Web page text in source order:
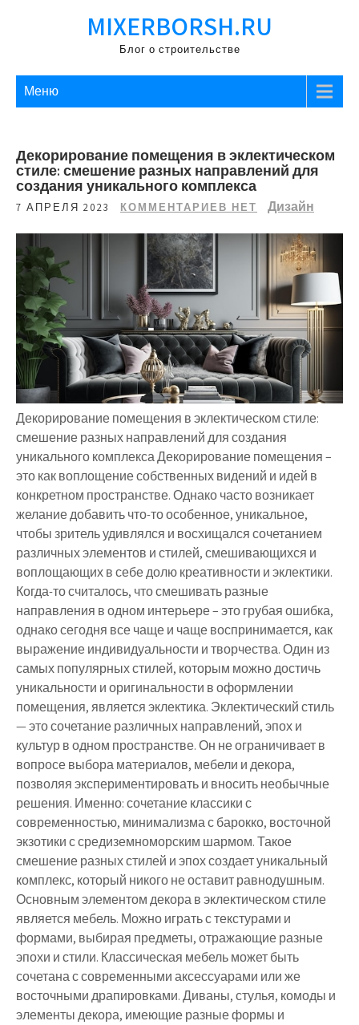
MIXERBORSH.RU
Блог о строительстве
Меню
Декорирование помещения в эклектическом
стиле: смешение разных направлений для
создания уникального комплекса
7 АПРЕЛЯ 2023 КОММЕНТАРИЕВ НЕТ Дизайн
Декорирование помещения в эклектическом стиле:
смешение разных направлений для создания
уникального комплекса Декорирование помещения –
это как воплощение собственных видений и идей в
конкретном пространстве. Однако часто возникает
желание добавить что-то особенное, уникальное,
чтобы зритель удивлялся и восхищался сочетанием
различных элементов и стилей, смешивающихся и
воплощающих в себе долю креативности и эклектики.
Когда-то считалось, что смешивать разные
направления в одном интерьере – это грубая ошибка,
однако сегодня все чаще и чаще воспринимается, как
выражение индивидуальности и творчества. Один из
самых популярных стилей, которым можно достичь
уникальности и оригинальности в оформлении
помещения, является эклектика. Эклектический стиль
— это сочетание различных направлений, эпох и
культур в одном пространстве. Он не ограничивает в
вопросе выбора материалов, мебели и декора,
позволяя экспериментировать и вносить необычные
решения. Именно: сочетание классики с
современностью, минимализма с барокко, восточной
экзотики с средиземноморским шармом. Такое
смешение разных стилей и эпох создает уникальный
комплекс, который никого не оставит равнодушным.
Основным элементом декора в эклектическом стиле
является мебель. Можно играть с текстурами и
формами, выбирая предметы, отражающие разные
эпохи и стили. Классическая мебель может быть
сочетана с современными аксессуарами или же
восточными драпировками. Диваны, стулья, комоды и
элементы декора, имеющие разные формы и